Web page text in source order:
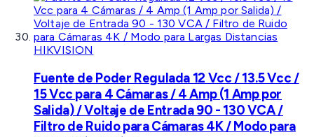
HIKVISION
Fuente de Poder Regulada 12 Vcc / 13.5 Vcc /
15 Vcc para 4 Cámaras / 4 Amp (1 Amp por
Salida) / Voltaje de Entrada 90 - 130 VCA /
Filtro de Ruido para Cámaras 4K / Modo para